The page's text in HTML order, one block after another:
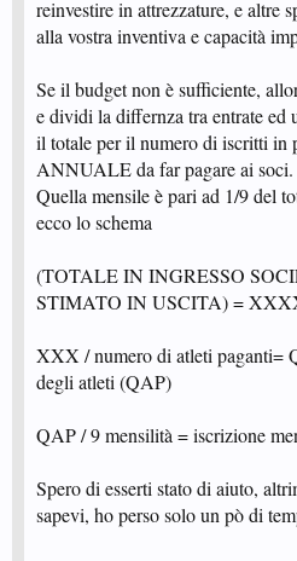
reinvestire in attrezzature, e altre
alla vostra inventiva e capacità
Se il budget non è sufficiente,
e dividi la differnza tra entrate
il totale per il numero di iscritti in
ANNUALE da far pagare ai soci.
Quella mensile è pari ad 1/9 del
ecco lo schema
(TOTALE IN INGRESSO
STIMATO IN USCITA) =
XXX / numero di atleti paganti=
degli atleti (QAP)
QAP / 9 mensilità = iscrizione
Spero di esserti stato di aiuto,
sapevi, ho perso solo un pò di